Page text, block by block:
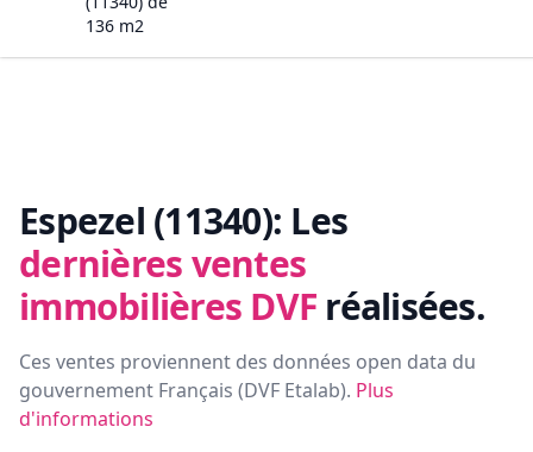
136 m2
Espezel (11340): Les
dernières ventes
immobilières DVF réalisées.
Ces ventes proviennent des données open data du
gouvernement Français (DVF Etalab). Plus
d'informations